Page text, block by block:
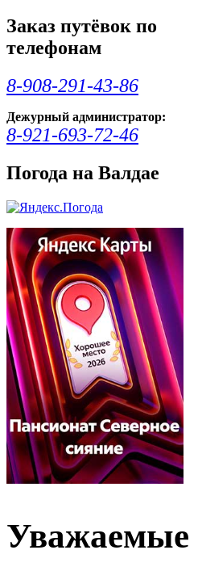
Заказ путёвок по
телефонам
8-908-291-43-86
Дежурный администратор:
8-921-693-72-46
Погода на Валдае
Уважаемые